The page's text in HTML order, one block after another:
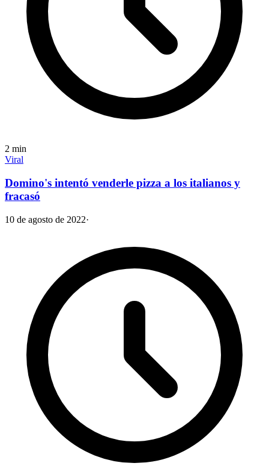
2 min
Viral
Domino's intentó venderle pizza a los italianos y
fracasó
10 de agosto de 2022·